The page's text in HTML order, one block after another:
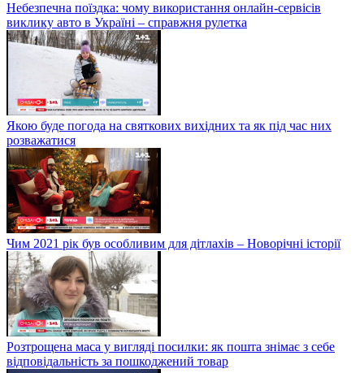
Небезпечна поїздка: чому використання онлайн-сервісів
виклику авто в Україні – справжня рулетка
Якою буде погода на святкових вихідних та як під час них
розважатися
Чим 2021 рік був особливим для дітлахів – Новорічні історії
Розтрощена маса у вигляді посилки: як пошта знімає з себе
відповідальність за пошкоджений товар